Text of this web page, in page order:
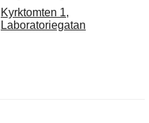
Kyrktomten 1,
Laboratoriegatan